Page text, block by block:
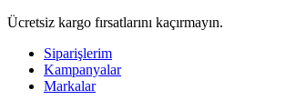
Ücretsiz kargo fırsatlarını kaçırmayın.
Siparişlerim
Kampanyalar
Markalar